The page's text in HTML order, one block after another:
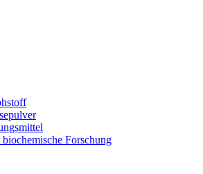
Forschung